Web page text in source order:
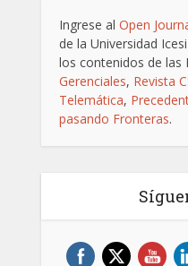
Ingrese al Open
de la Universidad
los contenidos de las
Gerenciales, Revista
Telemática,
pasando Fronteras.